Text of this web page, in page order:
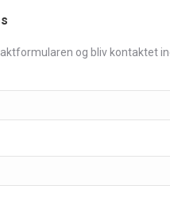
og bliv kontaktet